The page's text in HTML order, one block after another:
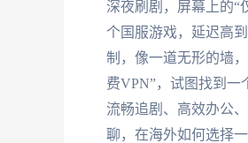
深夜刷剧，屏幕上的“
个国服游戏，延迟高
制，像一道无形的墙
费VPN”，试图找到
流畅追剧、高效办公
聊，在海外如何选择